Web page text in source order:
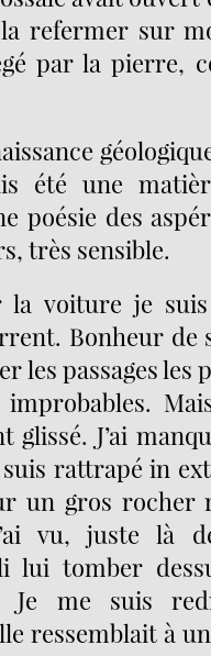
refermer sur
par la pierre,
été une
poésie des
très sensible.
la voiture je
Bonheur de
les passages les
glissé. J’ai
suis rattrapé in
un gros rocher
vu, juste là
lui tomber
Je me suis
ressemblait à